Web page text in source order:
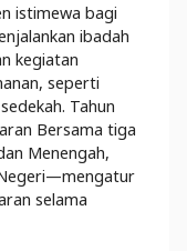
istimewa bagi
ibadah
kegiatan
seperti
Tahun
Bersama tiga
Menengah,
selama